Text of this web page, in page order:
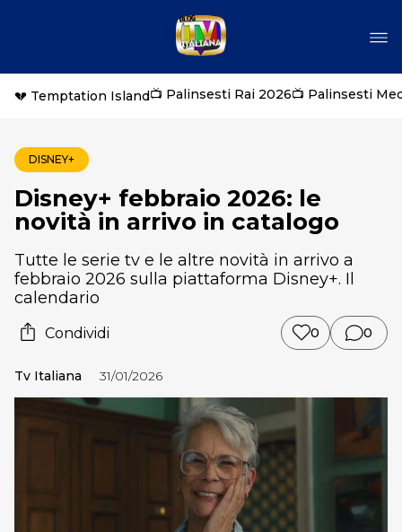
💔 Temptation Island📺 Palinsesti Rai 2026📺 Palinsesti
DISNEY+
Disney+ febbraio 2026: le
novità in arrivo in catalogo
Tutte le serie tv e le altre novità in arrivo a
febbraio 2026 sulla piattaforma Disney+. Il
calendario
Condividi 0 0
Tv Italiana 31/01/2026